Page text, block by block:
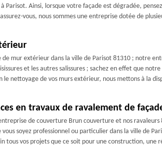
Ainsi, lorsque votre façade est dégradée,
vous, nous sommes une entreprise dotée de
de mur extérieur dans la ville de Parisot 81310 ; notre
et les autres salissures ; sachez en effet que
nettoyage de vos murs extérieur, nous mettons à la
en travaux de ravalement de
de couverture Brun couverture et nos
soyez professionnel ou particulier dans la ville de
tous vos projets que ce soit pour une construction,